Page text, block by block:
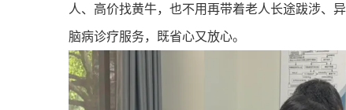
人、高价找黄牛，也不用再带着老人长途跋涉、
脑病诊疗服务，既省心又放心。